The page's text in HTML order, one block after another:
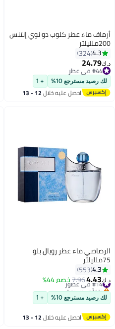
أرماف ماء عطر كلوب دو نوي إنتنس
200ملليلتر
4.3
324
د.ك‏24.79
#44 في عطر
#44 في عطر
لك رصيد مسترجع 10% + 1
احصل عليه خلال 12 - 13
الرصاصي ماء عطر رويال بلو
75ملليلتر
4.3
553
د.ك‏4.43
7.96خصم 44% #14 في عطور
بتخلّص بسرعة
#14 في عطور
لك رصيد مسترجع 10% + 1
احصل عليه خلال 12 - 13